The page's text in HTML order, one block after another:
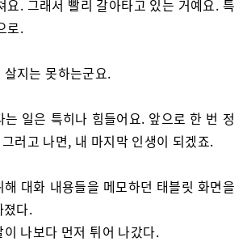
요. 그래서 빨리 갈아타고 있는 거예요. 특
로.
지는 못하는군요.
는 일은 특히나 힘들어요. 앞으로 한 번 정
러고 나면, 내 마지막 인생이 되겠죠.
대화 내용들을 메모하던 태블릿 화면을
졌다.
나보다 먼저 튀어 나갔다.